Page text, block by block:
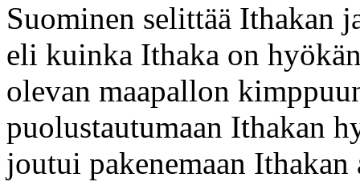
Suominen selittää Ithakan
eli kuinka Ithaka on
olevan maapallon
puolustautumaan Ithakan
joutui pakenemaan Ithakan